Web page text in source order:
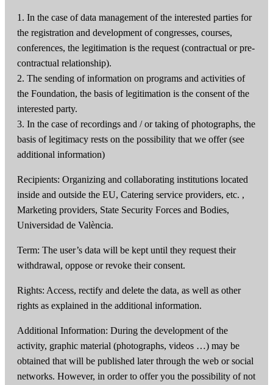
1. In the case of data management of the interested parties for
the registration and development of congresses, courses,
conferences, the legitimation is the request (contractual or pre-
contractual relationship).
2. The sending of information on programs and activities of
the Foundation, the basis of legitimation is the consent of the
interested party.
3. In the case of recordings and / or taking of photographs, the
basis of legitimacy rests on the possibility that we offer (see
additional information)
Recipients: Organizing and collaborating institutions located
inside and outside the EU, Catering service providers, etc. ,
Marketing providers, State Security Forces and Bodies,
Universidad de València.
Term: The user’s data will be kept until they request their
withdrawal, oppose or revoke their consent.
Rights: Access, rectify and delete the data, as well as other
rights as explained in the additional information.
Additional Information: During the development of the
activity, graphic material (photographs, videos …) may be
obtained that will be published later through the web or social
networks. However, in order to offer you the possibility of not